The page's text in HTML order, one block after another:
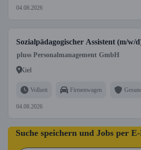
04.08.2026
Sozialpädagogischer Assistent (m/w/
pluss Personalmanagement GmbH
Kiel
Vollzeit Firmenwagen
04.08.2026
Suche speichern und Jobs per